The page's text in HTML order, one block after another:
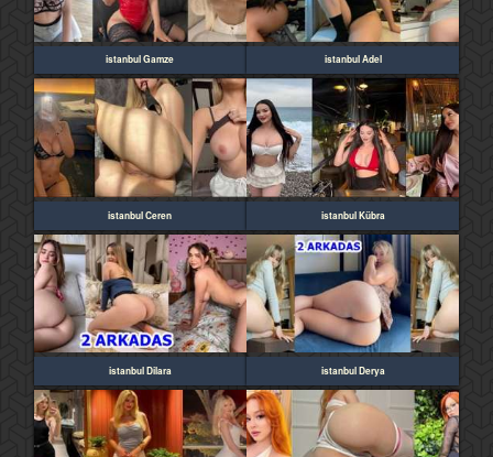
istanbul Gamze istanbul Adel
istanbul Ceren istanbul Kübra
istanbul Dilara istanbul Derya